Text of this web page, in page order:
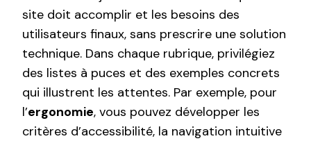
site doit accomplir et les besoins des
utilisateurs finaux, sans prescrire une solution
technique. Dans chaque rubrique, privilégiez
des listes à puces et des exemples concrets
qui illustrent les attentes. Par exemple, pour
l’ergonomie, vous pouvez développer les
critères d’accessibilité, la navigation intuitive